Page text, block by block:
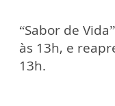
“Sabor de
às 13h, e
13h.